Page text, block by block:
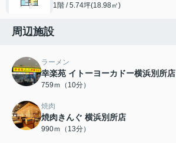
1階 / 5.74坪(18.98㎡)
周辺施設
ラーメン
幸楽苑 イトーヨーカドー横浜別所店
759ｍ（10分）
焼肉
焼肉きんぐ 横浜別所店
990ｍ（13分）